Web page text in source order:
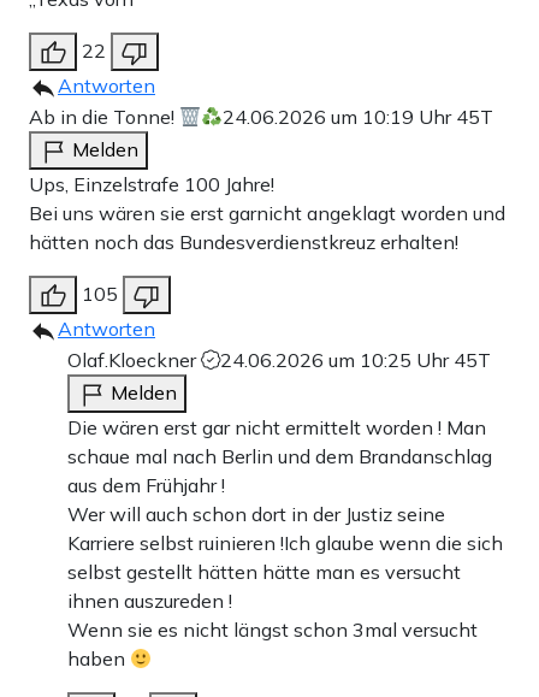
22
Antworten
Ab in die Tonne!
24.06.2026 um 10:19 Uhr 45T
Melden
Ups, Einzelstrafe 100 Jahre!
Bei uns wären sie erst garnicht angeklagt worden und
hätten noch das Bundesverdienstkreuz erhalten!
105
Antworten
Olaf.Kloeckner
24.06.2026 um 10:25 Uhr 45T
Melden
Die wären erst gar nicht ermittelt worden ! Man
schaue mal nach Berlin und dem Brandanschlag
aus dem Frühjahr !
Wer will auch schon dort in der Justiz seine
Karriere selbst ruinieren !Ich glaube wenn die sich
selbst gestellt hätten hätte man es versucht
ihnen auszureden !
Wenn sie es nicht längst schon 3mal versucht
haben